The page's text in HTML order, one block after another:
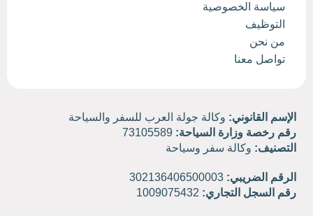
سياسة الخصوصية
التوظيف
من نحن
تواصل معنا
الإسم القانوني: وكالة جولة العرب للسفر والسياحة
رقم رخصة وزارة السياحة:
التصنيف: وكالة سفر وسياحة
الرقم الضريبي:
رقم السجل التجاري: